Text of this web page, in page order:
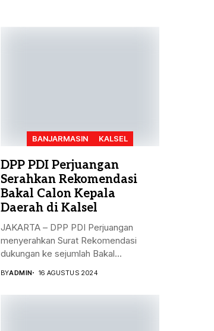
BANJARMASIN KALSEL
DPP PDI Perjuangan
Serahkan Rekomendasi
Bakal Calon Kepala
Daerah di Kalsel
JAKARTA – DPP PDI Perjuangan
menyerahkan Surat Rekomendasi
dukungan ke sejumlah Bakal...
BYADMIN 16 AGUSTUS 2024